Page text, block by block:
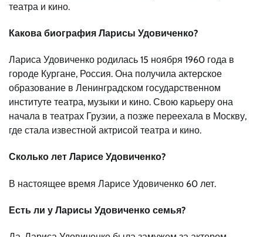
театра и кино.
Какова биография Ларисы Удовиченко?
Лариса Удовиченко родилась 15 ноября 1960 года в
городе Кургане, Россия. Она получила актерское
образование в Ленинградском государственном
институте театра, музыки и кино. Свою карьеру она
начала в театрах Грузии, а позже переехала в Москву,
где стала известной актрисой театра и кино.
Сколько лет Ларисе Удовиченко?
В настоящее время Ларисе Удовиченко 60 лет.
Есть ли у Ларисы Удовиченко семья?